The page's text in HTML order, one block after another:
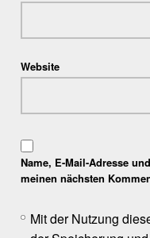
Website
Name, E-Mail-Adresse
meinen nächsten
Mit der Nutzung